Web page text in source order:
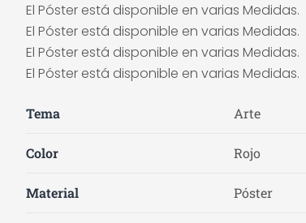
El Póster está disponible en varias Medidas.
El Póster está disponible en varias Medidas.
El Póster está disponible en varias Medidas.
El Póster está disponible en varias Medidas.
Tema Arte
Color Rojo
Material Póster